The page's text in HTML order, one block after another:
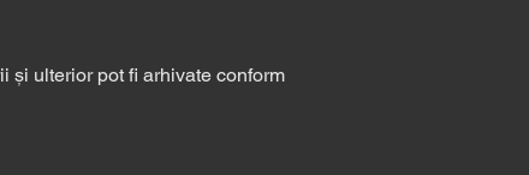
și ulterior pot fi arhivate conform